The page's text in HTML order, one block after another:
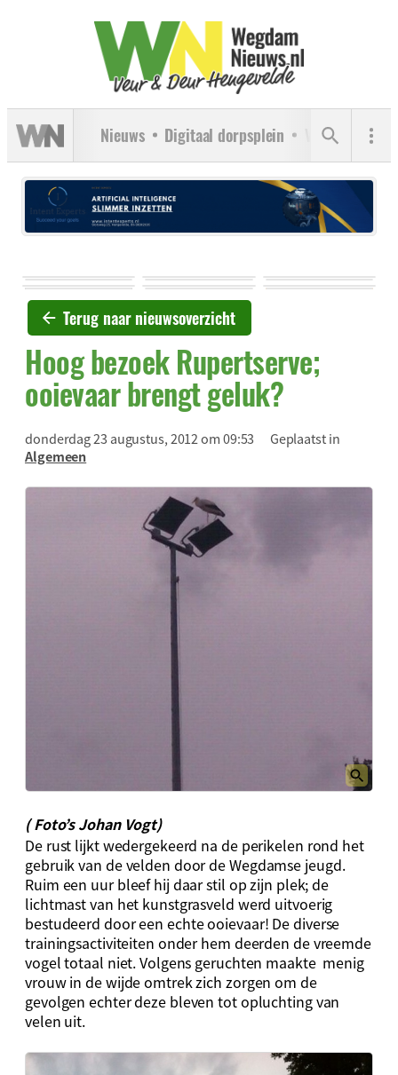
Nieuws Digitaal dorpsplein Verenigingen
Terug naar nieuwsoverzicht
Hoog bezoek Rupertserve;
ooievaar brengt geluk?
donderdag 23 augustus, 2012 om 09:53
Geplaatst in
Algemeen
( Foto’s Johan Vogt)
De rust lijkt wedergekeerd na de perikelen rond het
gebruik van de velden door de Wegdamse jeugd.
Ruim een uur bleef hij daar stil op zijn plek; de
lichtmast van het kunstgrasveld werd uitvoerig
bestudeerd door een echte ooievaar! De diverse
trainingsactiviteiten onder hem deerden de vreemde
vogel totaal niet. Volgens geruchten maakte menig
vrouw in de wijde omtrek zich zorgen om de
gevolgen echter deze bleven tot opluchting van
velen uit.